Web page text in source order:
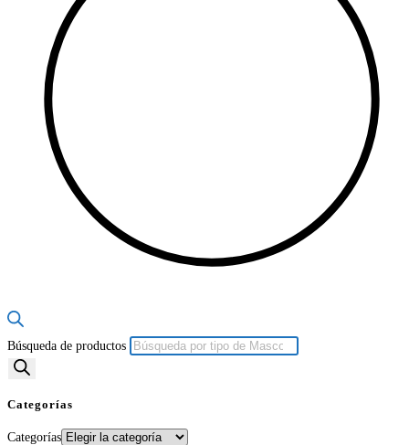
Búsqueda de productos
Categorías
Categorías